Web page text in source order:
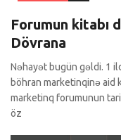
Forumun kitabı
Dövrana
Nəhayət bugün gəldi. 1
böhran marketinqinə aid
marketinq forumunun
öz